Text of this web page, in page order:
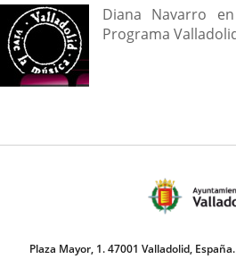
DescripciónDiana Navarro
Programa
Plaza Mayor, 1. 47001 Valladolid,